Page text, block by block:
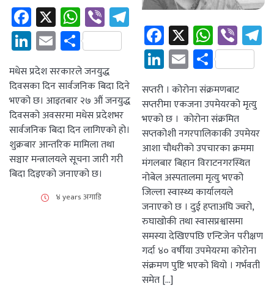
Facebook
X WhatsApp
ViberTelegram
LinkedIn
EmailShare
मधेस प्रदेश सरकारले जनयुद्ध
दिवसका दिन सार्वजनिक बिदा दिने
भएको छ। आइतबार २७ औं जनयुद्ध
दिवसको अवसरमा मधेस प्रदेशभर
सार्वजनिक बिदा दिन लागिएको हो।
शुक्रबार आन्तरिक मामिला तथा
सञ्चार मन्त्रालयले सूचना जारी गरी
बिदा दिइएको जनाएको छ।
४ years अगाडि
Facebook
X
LinkedIn
EmailShare
सप्तरी । कोरोना संक्रमणबाट
सप्तरीमा एकजना उपमेयरको मृत्यु
भएको छ । कोरोना संक्रमित
सप्तकोशी नगरपालिकाकी उपमेयर
आशा चौधरीको उपचारका क्रममा
मंगलबार बिहान विराटनगरस्थित
नोबेल अस्पतालमा मृत्यु भएको
जिल्ला स्वास्थ्य कार्यालयले
जनाएको छ । दुई हप्ताअघि ज्वरो,
रुघाखोकी तथा स्वासप्रश्वासमा
समस्या देखिएपछि एन्टिजेन परीक्षण
गर्दा ४० वर्षीया उपमेयरमा कोरोना
संक्रमण पुष्टि भएको थियो । गर्भवती
समेत […]